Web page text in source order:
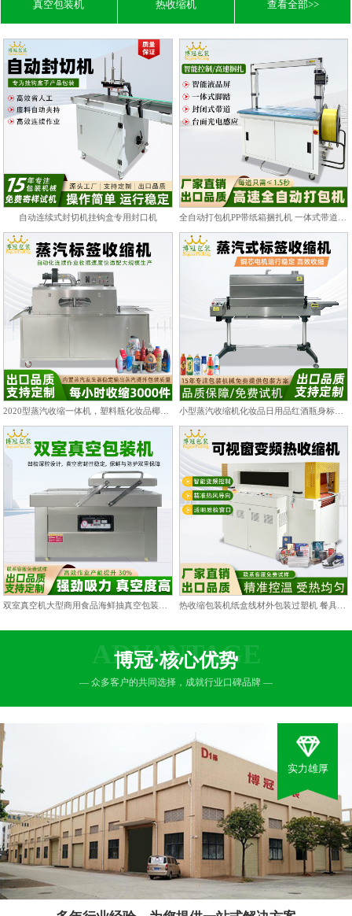
真空包装机 热收缩机 查看全部>>
自动连续式封切机挂钩盒专用封口机
ADVANTAGE
博冠·核心优势
— 众多客户的共同选择，成就行业口碑品牌 —
实力雄厚